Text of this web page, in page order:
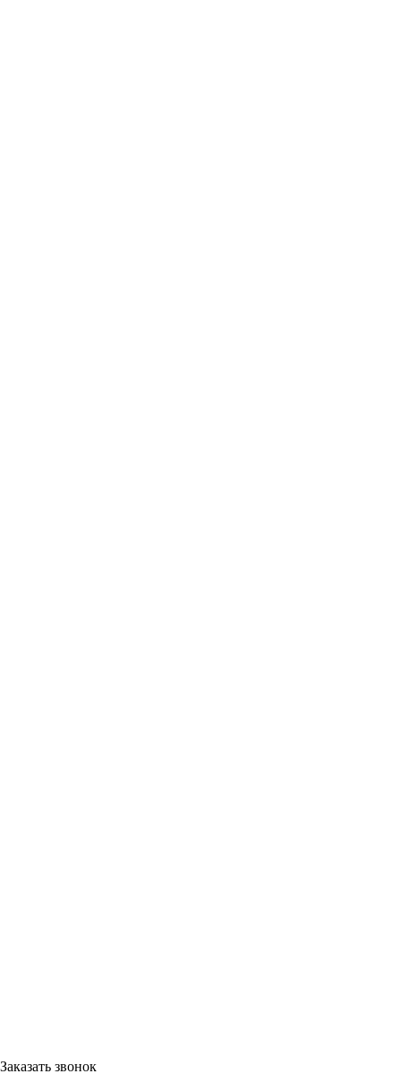
Заказать звонок